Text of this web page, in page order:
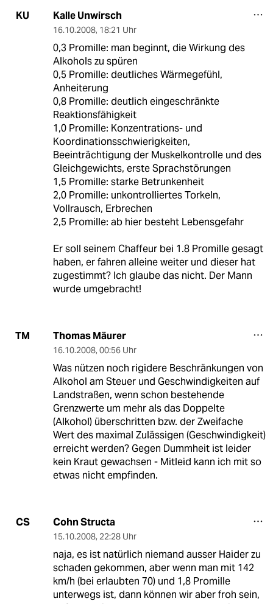
KU Kalle Unwirsch
16.10.2008, 18:21 Uhr
0,3 Promille: man beginnt, die Wirkung des
Alkohols zu spüren
0,5 Promille: deutliches Wärmegefühl,
Anheiterung
0,8 Promille: deutlich eingeschränkte
Reaktionsfähigkeit
1,0 Promille: Konzentrations- und
Koordinationsschwierigkeiten,
Beeinträchtigung der Muskelkontrolle und des
Gleichgewichts, erste Sprachstörungen
1,5 Promille: starke Betrunkenheit
2,0 Promille: unkontrolliertes Torkeln,
Vollrausch, Erbrechen
2,5 Promille: ab hier besteht Lebensgefahr
Er soll seinem Chaffeur bei 1.8 Promille gesagt
haben, er fahren alleine weiter und dieser hat
zugestimmt? Ich glaube das nicht. Der Mann
wurde umgebracht!
TM Thomas Mäurer
16.10.2008, 00:56 Uhr
Was nützen noch rigidere Beschränkungen von
Alkohol am Steuer und Geschwindigkeiten auf
Landstraßen, wenn schon bestehende
Grenzwerte um mehr als das Doppelte
(Alkohol) überschritten bzw. der Zweifache
Wert des maximal Zulässigen (Geschwindigkeit)
erreicht werden? Gegen Dummheit ist leider
kein Kraut gewachsen - Mitleid kann ich mit so
etwas nicht empfinden.
CS Cohn Structa
15.10.2008, 22:28 Uhr
naja, es ist natürlich niemand ausser Haider zu
schaden gekommen, aber wenn man mit 142
km/h (bei erlaubten 70) und 1,8 Promille
unterwegs ist, dann können wir aber froh sein,